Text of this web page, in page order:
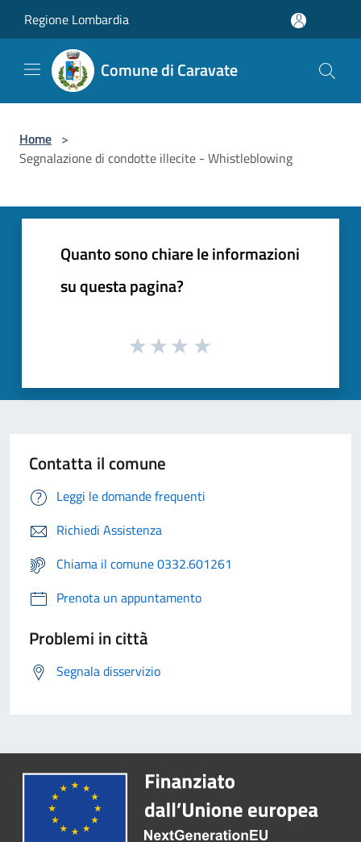
Regione Lombardia
Comune di Caravate
Home >
Segnalazione di condotte illecite - Whistleblowing
Quanto sono chiare le informazioni
su questa pagina?
Contatta il comune
Leggi le domande frequenti
Richiedi Assistenza
Chiama il comune 0332.601261
Prenota un appuntamento
Problemi in città
Segnala disservizio